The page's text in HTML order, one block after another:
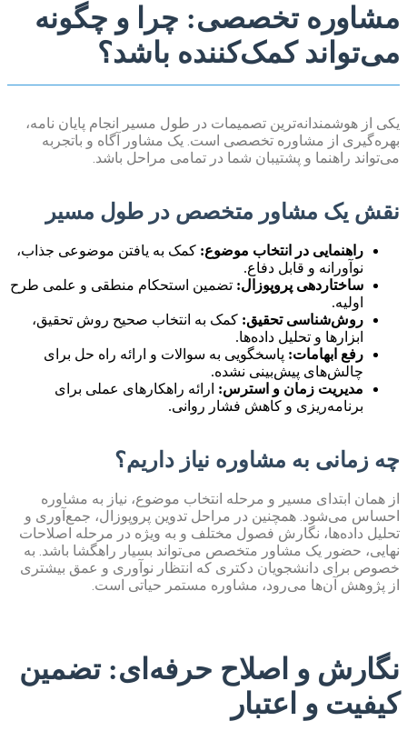
مشاوره تخصصی: چرا و چگونه
می‌تواند کمک‌کننده باشد؟
یکی از هوشمندانه‌ترین تصمیمات در طول مسیر انجام پایان نامه،
بهره‌گیری از مشاوره تخصصی است. یک مشاور آگاه و باتجربه
می‌تواند راهنما و پشتیبان شما در تمامی مراحل باشد.
نقش یک مشاور متخصص در طول مسیر
راهنمایی در انتخاب موضوع: کمک به یافتن موضوعی جذاب،
نوآورانه و قابل دفاع.
ساختاردهی پروپوزال: تضمین استحکام منطقی و علمی طرح
اولیه.
روش‌شناسی تحقیق: کمک به انتخاب صحیح روش تحقیق،
ابزارها و تحلیل داده‌ها.
رفع ابهامات: پاسخگویی به سوالات و ارائه راه حل برای
چالش‌های پیش‌بینی نشده.
مدیریت زمان و استرس: ارائه راهکارهای عملی برای
برنامه‌ریزی و کاهش فشار روانی.
چه زمانی به مشاوره نیاز داریم؟
از همان ابتدای مسیر و مرحله انتخاب موضوع، نیاز به مشاوره
احساس می‌شود. همچنین در مراحل تدوین پروپوزال، جمع‌آوری و
تحلیل داده‌ها، نگارش فصول مختلف و به ویژه در مرحله اصلاحات
نهایی، حضور یک مشاور متخصص می‌تواند بسیار راهگشا باشد. به
خصوص برای دانشجویان دکتری که انتظار نوآوری و عمق بیشتری
از پژوهش آن‌ها می‌رود، مشاوره مستمر حیاتی است.
نگارش و اصلاح حرفه‌ای: تضمین
کیفیت و اعتبار